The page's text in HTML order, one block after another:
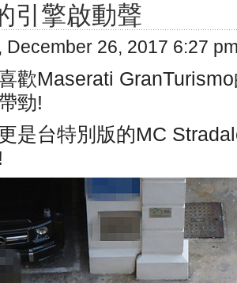
引擎啟動聲
, December 26, 2017 6:27
歡Maserati
勁!
是台特別版的MC